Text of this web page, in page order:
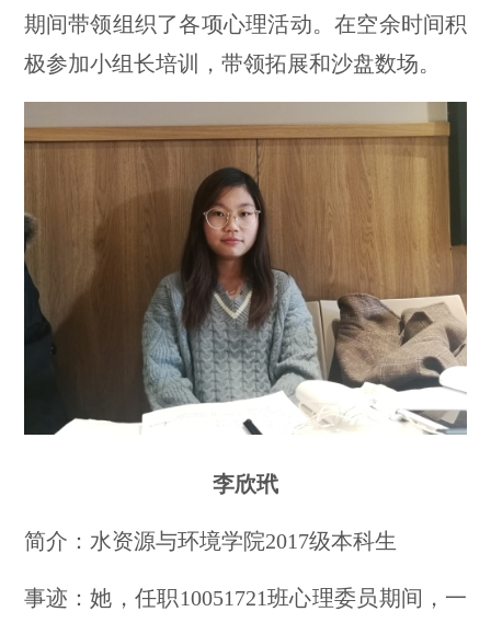
期间带领组织了各项心理活动。在空余时间积
极参加小组长培训，带领拓展和沙盘数场。
李欣玳
简介：水资源与环境学院2017级本科生
事迹：她，任职10051721班心理委员期间，一